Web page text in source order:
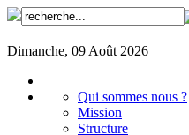
Dimanche, 09 Août 2026
Qui sommes nous ?
Mission
Structure